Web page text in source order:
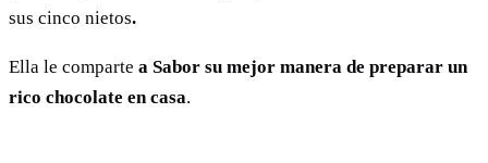
sus cinco nietos.
Ella le comparte a Sabor su mejor manera de preparar un
rico chocolate en casa.